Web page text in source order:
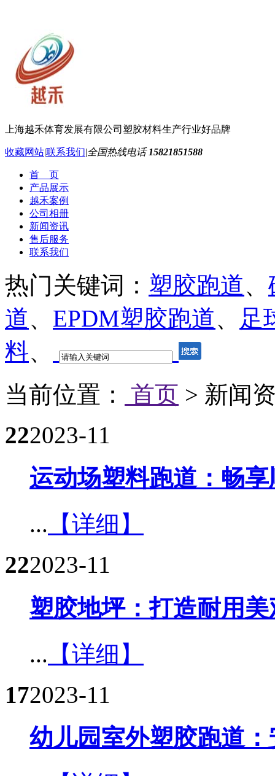
上海越禾体育发展有限公司 塑胶材料生产行业好品牌
收藏网站|联系我们|全国热线电话15821851588
首 页
产品展示
越禾案例
公司相册
新闻资讯
售后服务
联系我们
热门关键词： 塑胶跑道、
道、 EPDM塑胶跑道、 足
料、
当前位置：
首页 > 新闻
222023-11
运动场塑料跑道：畅
... 【详细】
222023-11
塑胶地坪：打造耐用
... 【详细】
172023-11
幼儿园室外塑胶跑道